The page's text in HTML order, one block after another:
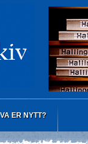
ER NYTT?